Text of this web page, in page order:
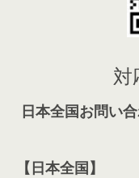
対
日本全国お問い
【日本全国】